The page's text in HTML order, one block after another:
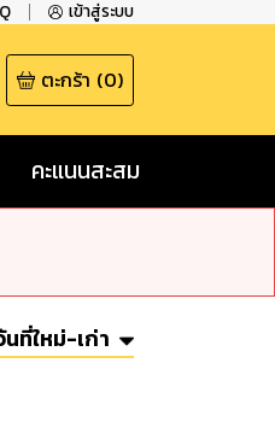
เข้าสู่ระบบ
ตะกร้า (0)
คะแนนสะสม
นที่ใหม่-เก่า